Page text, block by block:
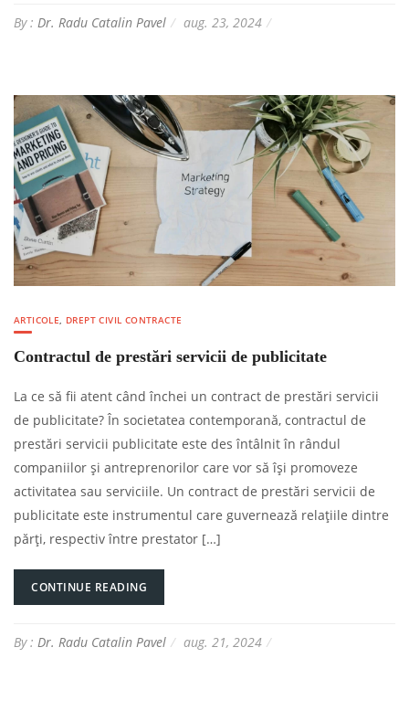
By : Dr. Radu Catalin Pavel aug. 23, 2024
ARTICOLE, DREPT CIVIL CONTRACTE
Contractul de prestări servicii de publicitate
La ce să fii atent când închei un contract de prestări servicii
de publicitate? În societatea contemporană, contractul de
prestări servicii publicitate este des întâlnit în rândul
companiilor și antreprenorilor care vor să își promoveze
activitatea sau serviciile. Un contract de prestări servicii de
publicitate este instrumentul care guvernează relațiile dintre
părți, respectiv între prestator […]
CONTINUE READING
By : Dr. Radu Catalin Pavel aug. 21, 2024